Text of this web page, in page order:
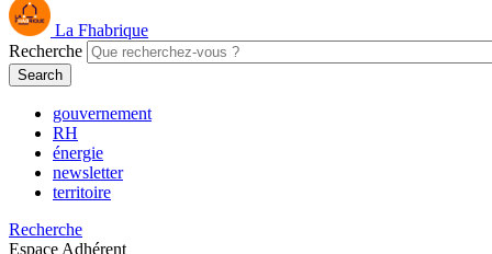
La Fhabrique
Recherche
gouvernement
RH
énergie
newsletter
territoire
Recherche
Espace Adhérent